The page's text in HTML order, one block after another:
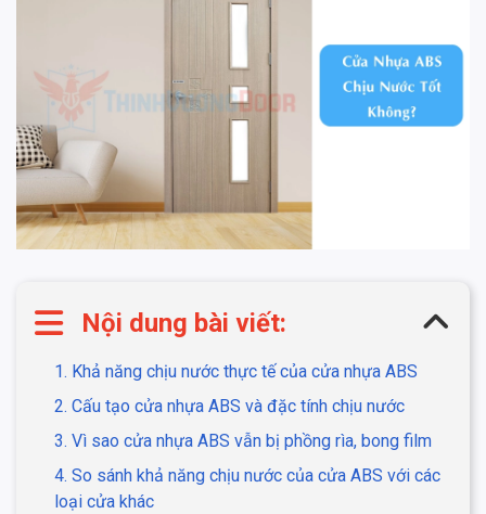
Nội dung bài viết:
1. Khả năng chịu nước thực tế của cửa nhựa ABS
2. Cấu tạo cửa nhựa ABS và đặc tính chịu nước
3. Vì sao cửa nhựa ABS vẫn bị phồng rìa, bong film
4. So sánh khả năng chịu nước của cửa ABS với các
loại cửa khác